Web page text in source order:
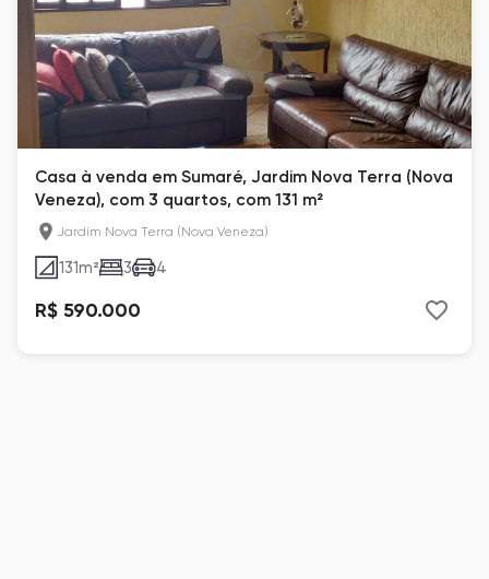
Casa à venda em Sumaré, Jardim Nova Terra (Nova
Veneza), com 3 quartos, com 131 m²
Jardim Nova Terra (Nova Veneza)
131m² 3 4
R$ 590.000